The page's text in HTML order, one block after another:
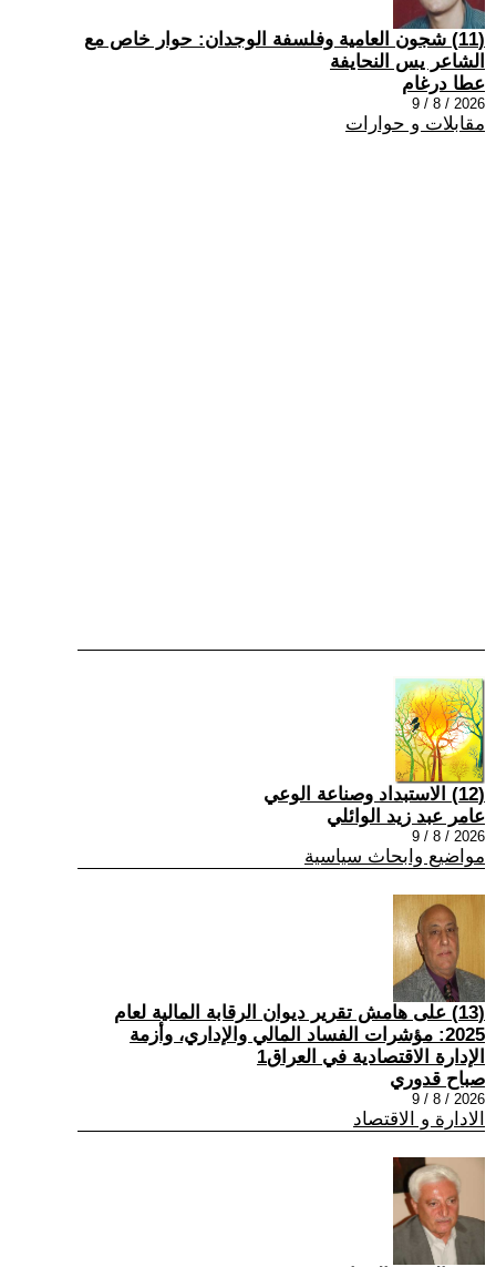
(11) شجون العامية وفلسفة الوجدان: حوار خاص مع
الشاعر يس النحايفة
عطا درغام
2026 / 8 / 9
مقابلات و حوارات
(12) الاستبداد وصناعة الوعي
عامر عبد زيد الوائلي
2026 / 8 / 9
مواضيع وابحاث سياسية
(13) على هامش تقرير ديوان الرقابة المالية لعام
2025: مؤشرات الفساد المالي والإداري، وأزمة
الإدارة الاقتصادية في العراق1
صباح قدوري
2026 / 8 / 9
الادارة و الاقتصاد